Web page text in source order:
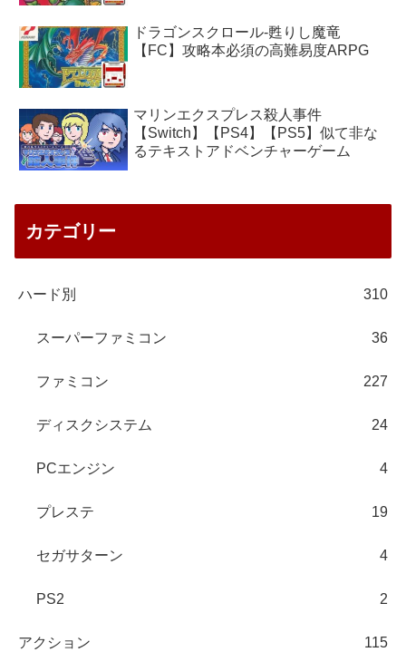
ドラゴンスクロール-甦りし魔竜
【FC】攻略本必須の高難易度ARPG
マリンエクスプレス殺人事件
【Switch】【PS4】【PS5】似て非な
るテキストアドベンチャーゲーム
カテゴリー
ハード別 310
スーパーファミコン 36
ファミコン 227
ディスクシステム 24
PCエンジン 4
プレステ 19
セガサターン 4
PS2 2
アクション 115